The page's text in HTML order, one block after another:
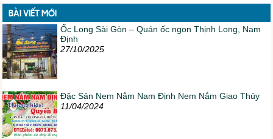
BÀI VIẾT MỚI
Ốc Long Sài Gòn – Quán ốc ngon Thịnh Long, Nam
Định
27/10/2025
Đặc Sản Nem Nắm Nam Định Nem Nắm Giao Thủy
11/04/2024